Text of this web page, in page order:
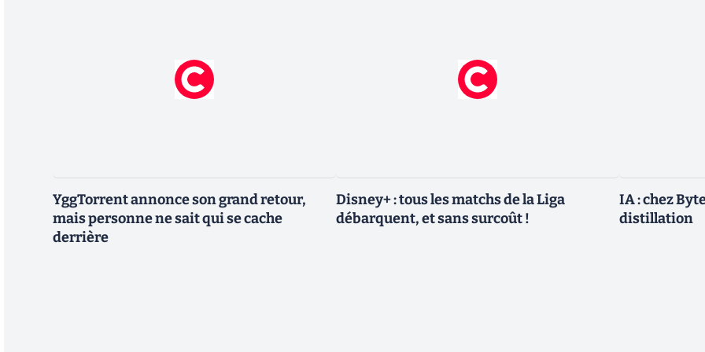
YggTorrent annonce son grand retour,
mais personne ne sait qui se cache
derrière
Disney+ : tous les matchs de la Liga
débarquent, et sans surcoût !
IA : chez
distillation